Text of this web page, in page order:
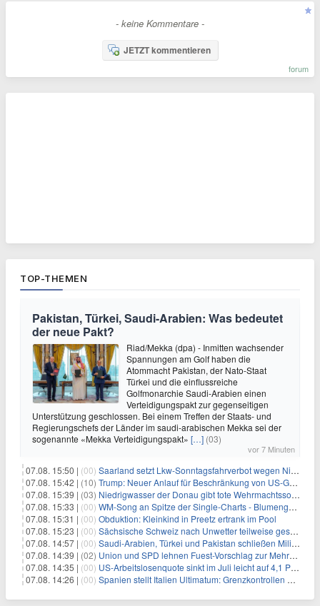
- keine Kommentare -
JETZT kommentieren
forum
TOP-THEMEN
Pakistan, Türkei, Saudi-Arabien: Was bedeutet
der neue Pakt?
Riad/Mekka (dpa) - Inmitten wachsender
Spannungen am Golf haben die
Atommacht Pakistan, der Nato-Staat
Türkei und die einflussreiche
Golfmonarchie Saudi-Arabien einen
Verteidigungspakt zur gegenseitigen
Unterstützung geschlossen. Bei einem Treffen der Staats- und
Regierungschefs der Länder im saudi-arabischen Mekka sei der
sogenannte «Mekka Verteidigungspakt» […] (03)
vor 7 Minuten
07.08. 15:50 | (00) Saarland setzt Lkw-Sonntagsfahrverbot wegen Niedrigwasser aus
07.08. 15:42 | (10) Trump: Neuer Anlauf für Beschränkung von US-Geburtsrecht
07.08. 15:39 | (03) Niedrigwasser der Donau gibt tote Wehrmachtssoldaten frei
07.08. 15:33 | (00) WM-Song an Spitze der Single-Charts - Blumengarten auf Platz zwei
07.08. 15:31 | (00) Obduktion: Kleinkind in Preetz ertrank im Pool
07.08. 15:23 | (00) Sächsische Schweiz nach Unwetter teilweise gesperrt
07.08. 14:57 | (00) Saudi-Arabien, Türkei und Pakistan schließen Militärbündnis
07.08. 14:39 | (02) Union und SPD lehnen Fuest-Vorschlag zur Mehrwertsteuer ab
07.08. 14:35 | (00) US-Arbeitslosenquote sinkt im Juli leicht auf 4,1 Prozent
07.08. 14:26 | (00) Spanien stellt Italien Ultimatum: Grenzkontrollen beenden